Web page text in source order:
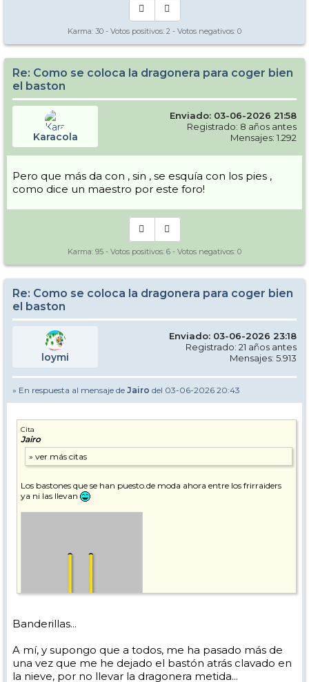
Karma: 30 - Votos positivos: 2 - Votos negativos: 0
Re: Como se coloca la dragonera para coger bien
el baston
Karacola
Enviado: 03-06-2026 21:58
Registrado: 8 años antes
Mensajes: 1.292
Pero que más da con , sin , se esquía con los pies ,
como dice un maestro por este foro!
Karma: 95 - Votos positivos: 6 - Votos negativos: 0
Re: Como se coloca la dragonera para coger bien
el baston
loymi
Enviado: 03-06-2026 23:18
Registrado: 21 años antes
Mensajes: 5.913
» En respuesta al mensaje de Jairo del 03-06-2026 20:43
Cita
Jairo
Los bastones que se han puesto.de moda ahora entre los frirraiders
ya ni las llevan
Banderillas...
A mí, y supongo que a todos, me ha pasado más de
una vez que me he dejado el bastón atrás clavado en
la nieve, por no llevar la dragonera metida...